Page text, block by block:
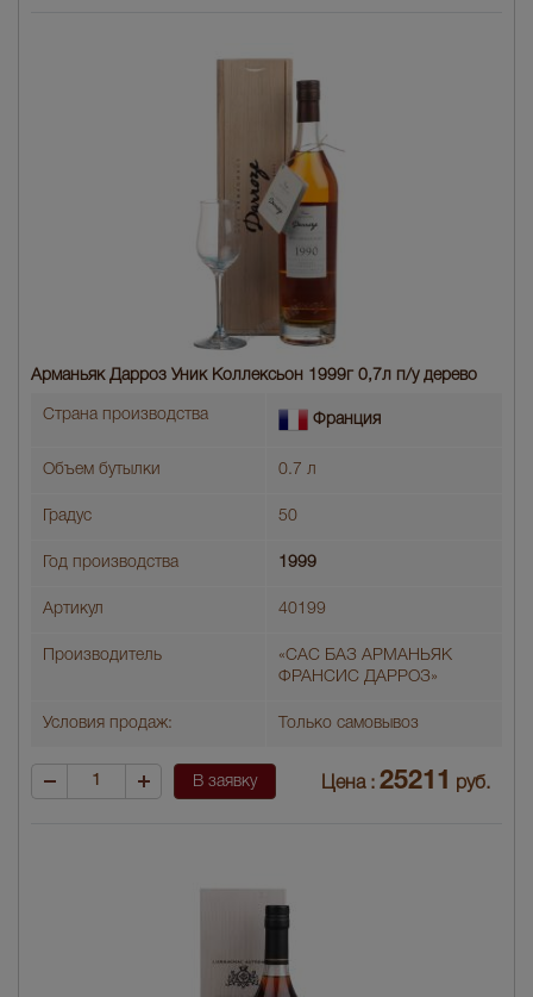
Арманьяк Дарроз Уник Коллексьон 1999г 0,7л п/у дерево
Страна производства Франция
Объем бутылки 0.7 л
Градус 50
Год производства 1999
Артикул 40199
Производитель
«САС БАЗ АРМАНЬЯК
ФРАНСИС ДАРРОЗ»
Условия продаж: Только самовывоз
В заявку Цена : 25211 руб.